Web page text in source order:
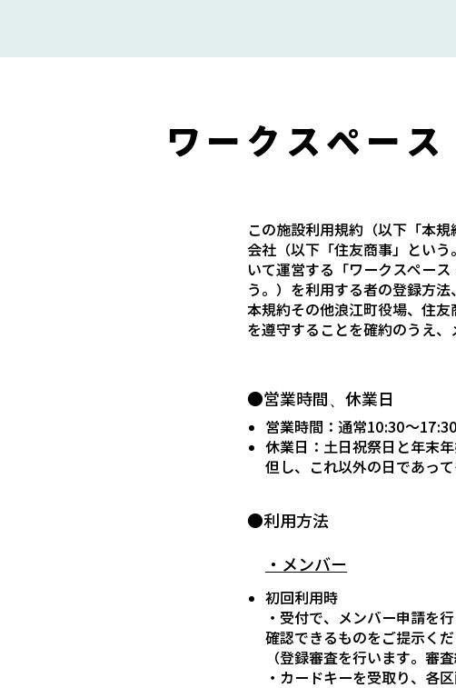
ワークスペー
この施設利用規約（以下「本
会社（以下「住友商事」とい
いて運営する「ワークスペー
う。）を利用する者の登録方
本規約その他浪江町役場、住
を遵守することを確約のうえ、
●営業時間、休業日
営業時間：通常10:30～17:30
休業日：土日祝祭日と年末
但し、これ以外の日であっ
●利用方法
・メンバー
初回利用時
・受付で、メンバー申請を
確認できるものをご提示くだ
（登録審査を行います。審
・カードキーを受取り、各